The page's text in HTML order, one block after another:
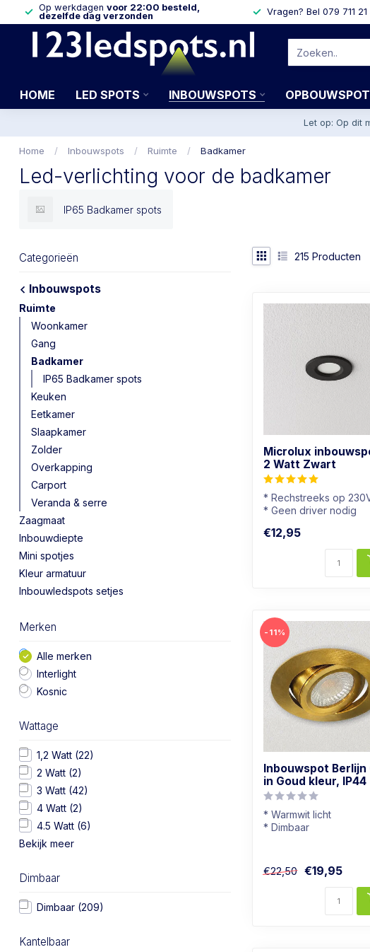
Op werkdagen voor 22:00 besteld,
dezelfde dag verzonden
Vragen? Bel 079 711 21
HOME LED SPOTS INBOUWSPOTS
Let op: Op dit
Home / Inbouwspots / Ruimte / Badkamer
Led-verlichting voor de badkamer
IP65 Badkamer spots
Categorieën
Inbouwspots
Ruimte
Woonkamer
Gang
Badkamer
IP65 Badkamer spots
Keuken
Eetkamer
Slaapkamer
Zolder
Overkapping
Carport
Veranda & serre
Zaagmaat
Inbouwdiepte
Mini spotjes
Kleur armatuur
Inbouwledspots setjes
Merken
Alle merken
Interlight
Kosnic
Wattage
1,2 Watt (22)
2 Watt (2)
3 Watt (42)
4 Watt (2)
4.5 Watt (6)
Bekijk meer
Dimbaar
Dimbaar (209)
Kantelbaar
215 Producten
Microlux
2 Watt Zwart
* Rechstreeks op
* Geen driver nodig
* Mini spotje
€12,95
-11%
Inbouwspot Berlijn
in Goud kleur, IP44
* Warmwit licht
* Dimbaar
€22,50 €19,95